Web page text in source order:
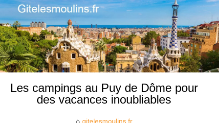
Les campings au Puy de Dôme pour
des vacances inoubliables
gitelesmoulins.fr